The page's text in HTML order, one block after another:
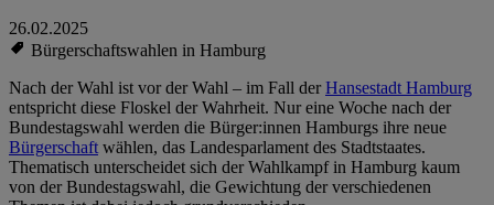
26.02.2025
Bürgerschaftswahlen in Hamburg
Nach der Wahl ist vor der Wahl – im Fall derHansestadt Hamburg
entspricht diese Floskel der Wahrheit. Nur eine Woche nach der
Bundestagswahl werden die Bürger:innen Hamburgs ihre neue
Bürgerschaftwählen, das Landesparlament des Stadtstaates.
Thematisch unterscheidet sich der Wahlkampf in Hamburg kaum
von der Bundestagswahl, die Gewichtung der verschiedenen